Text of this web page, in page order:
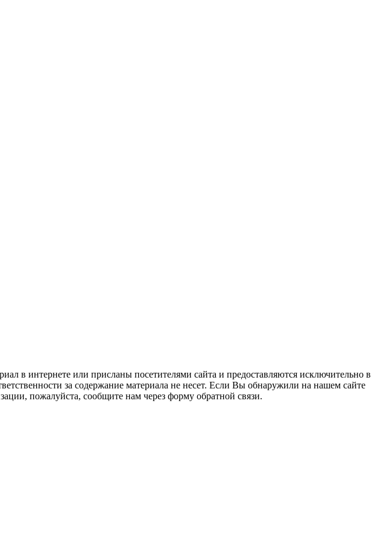
в интернете или присланы посетителями сайта и предоставляются исключительно в
за содержание материала не несет. Если Вы обнаружили на нашем сайте
пожалуйста, сообщите нам через форму обратной связи.